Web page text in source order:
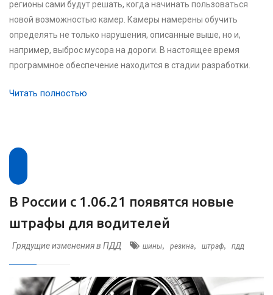
регионы сами будут решать, когда начинать пользоваться
новой возможностью камер. Камеры намерены обучить
определять не только нарушения, описанные выше, но и,
например, выброс мусора на дороги. В настоящее время
программное обеспечение находится в стадии разработки.
Читать полностью
В России с 1.06.21 появятся новые
штрафы для водителей
Грядущие изменения в ПДД шины, резина, штраф, пдд